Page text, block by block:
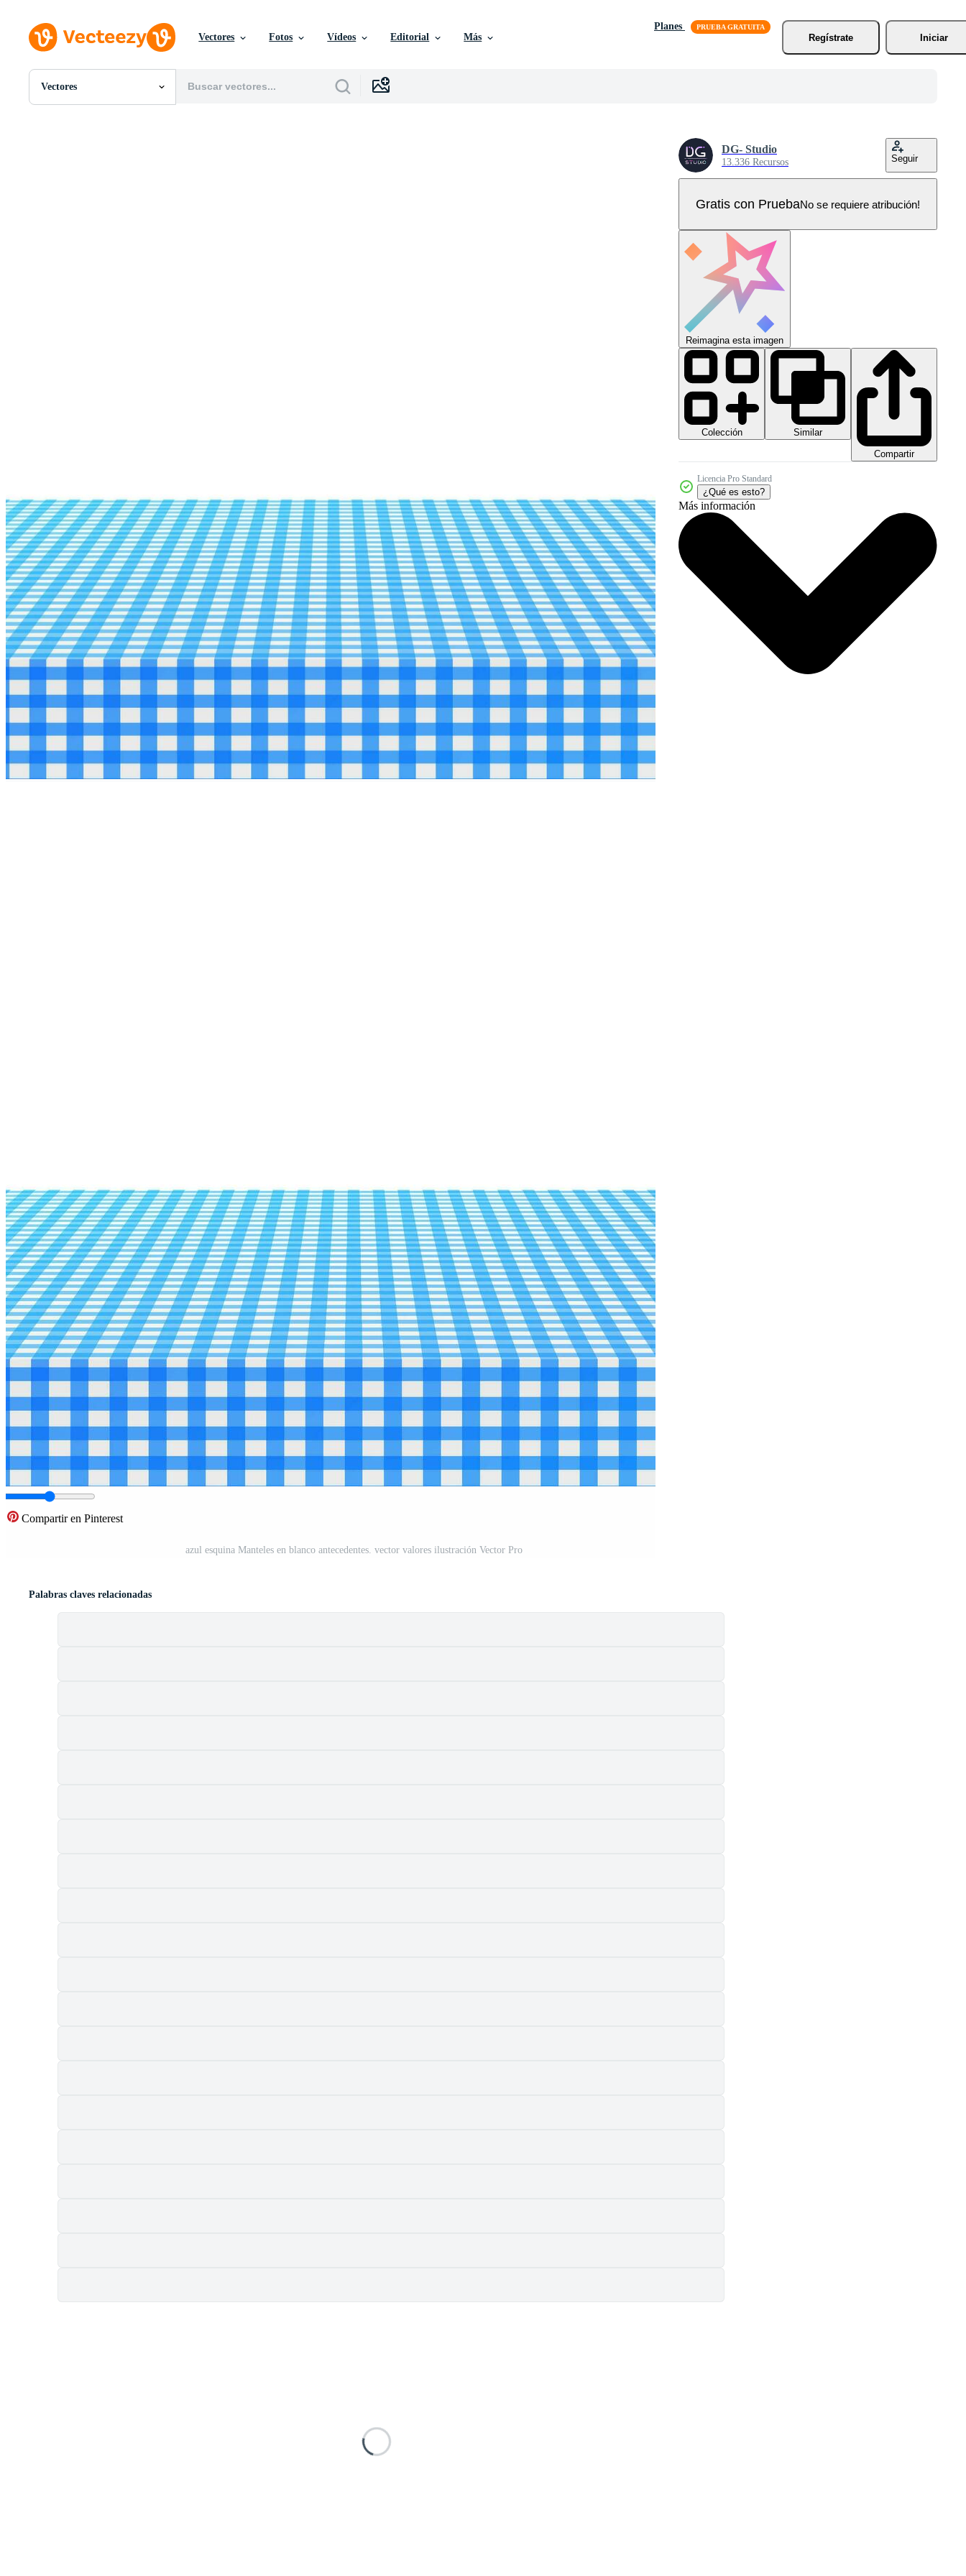
Vectores Fotos Vídeos Editorial Más
Planes
Regístrate
Iniciar
Vectores
Todas Imágenes
Compartir en Pinterest
azul esquina Manteles en blanco antecedentes. vector valores ilustración Vector Pro
DG- Studio
13.336 Recursos Seguir
Gratis con PruebaNo se requiere atribución!
Reimagina esta imagen
Colección
Similar
Compartir
Licencia Pro Standard
¿Qué es esto?
Más información
Palabras claves relacionadas